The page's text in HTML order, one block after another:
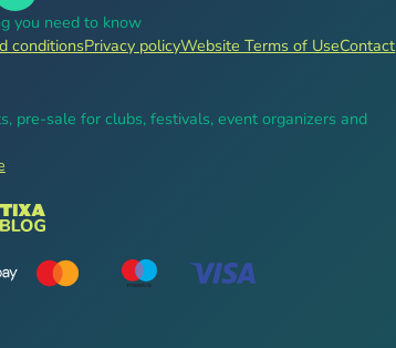
you need to know
conditionsPrivacy policyWebsite Terms of UseContact
pre-sale for clubs, festivals, event organizers and